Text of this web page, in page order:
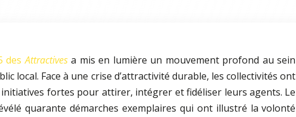
desAttractivesa mis en lumière un mouvement profond au sein
local. Face à une crise d’attractivité durable, les collectivités ont
fortes pour attirer, intégrer et fidéliser leurs agents. Le
quarante démarches exemplaires qui ont illustré la volonté